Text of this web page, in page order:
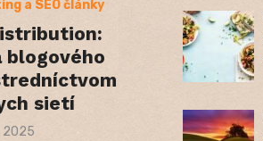
a SEO články
blogového
sietí
2025